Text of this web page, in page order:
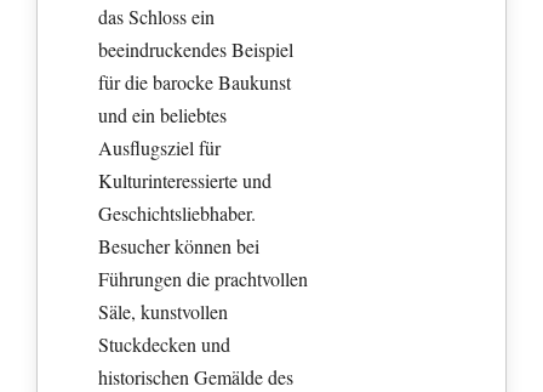
das Schloss ein
beeindruckendes Beispiel
für die barocke Baukunst
und ein beliebtes
Ausflugsziel für
Kulturinteressierte und
Geschichtsliebhaber.
Besucher können bei
Führungen die prachtvollen
Säle, kunstvollen
Stuckdecken und
historischen Gemälde des